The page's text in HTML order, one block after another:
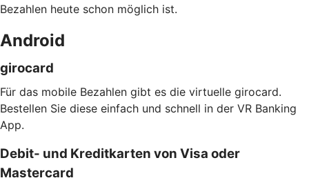
Bezahlen heute schon möglich ist.
Android
girocard
Für das mobile Bezahlen gibt es die virtuelle girocard.
Bestellen Sie diese einfach und schnell in der VR Banking
App.
Debit- und Kreditkarten von Visa oder
Mastercard